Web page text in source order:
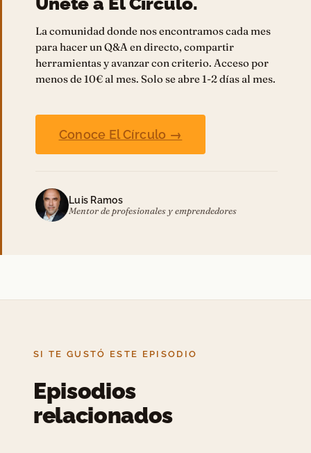
La comunidad donde nos encontramos cada mes
para hacer un Q&A en directo, compartir
herramientas y avanzar con criterio. Acceso por
menos de 10€ al mes. Solo se abre 1-2 días al mes.
Conoce El Círculo →
Luis Ramos
Mentor de profesionales y emprendedores
SI TE GUSTÓ ESTE EPISODIO
Episodios
relacionados